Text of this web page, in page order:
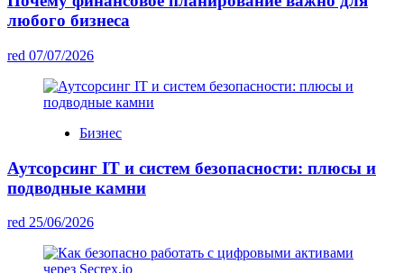
любого бизнеса
red 07/07/2026
Бизнес
Аутсорсинг IT и систем безопасности: плюсы и
подводные камни
red 25/06/2026